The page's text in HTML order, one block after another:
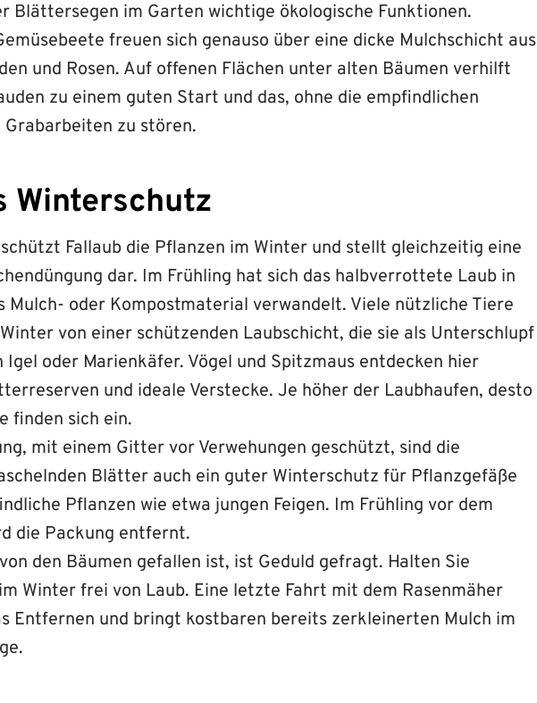
Blättersegen im Garten wichtige ökologische Funktionen.
freuen sich genauso über eine dicke Mulchschicht aus
und Rosen. Auf offenen Flächen unter alten Bäumen verhilft
zu einem guten Start und das, ohne die empfindlichen
Grabarbeiten zu stören.
Winterschutz
Fallaub die Pflanzen im Winter und stellt gleichzeitig eine
dar. Im Frühling hat sich das halbverrottete Laub in
Mulch- oder Kompostmaterial verwandelt. Viele nützliche Tiere
von einer schützenden Laubschicht, die sie als Unterschlupf
Igel oder Marienkäfer. Vögel und Spitzmaus entdecken hier
und ideale Verstecke. Je höher der Laubhaufen, desto
finden sich ein.
mit einem Gitter vor Verwehungen geschützt, sind die
Blätter auch ein guter Winterschutz für Pflanzgefäße
Pflanzen wie etwa jungen Feigen. Im Frühling vor dem
die Packung entfernt.
den Bäumen gefallen ist, ist Geduld gefragt. Halten Sie
Winter frei von Laub. Eine letzte Fahrt mit dem Rasenmäher
Entfernen und bringt kostbaren bereits zerkleinerten Mulch im